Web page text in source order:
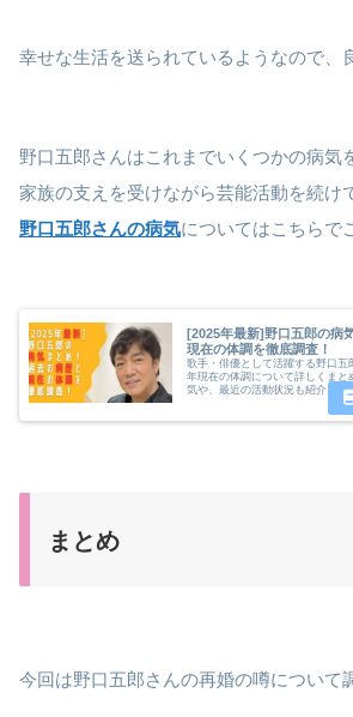
幸せな生活を送られているようなので、
野口五郎さんはこれまでいくつかの病気
家族の支えを受けながら芸能活動を続け
野口五郎さんの病気についてはこちらで
[2025年最新]野口五郎の病
現在の体調を徹底調査！
歌手・俳優として活躍する野口
年現在の体調について詳しくまと
気や、最近の活動状況も紹介。
まとめ
今回は野口五郎さんの再婚の噂について